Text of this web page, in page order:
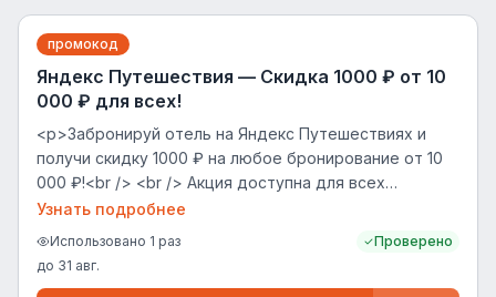
промокод
Яндекс Путешествия — Скидка 1000 ₽ от 10
000 ₽ для всех!
<p>Забронируй отель на Яндекс Путешествиях и
получи скидку 1000 ₽ на любое бронирование от 10
000 ₽!<br /> <br /> Акция доступна для всех
клиентов во всех городах и странах присутствия
действует на сайте и в мобильном приложении.</p>
Узнать подробнее
Использовано 1 раз
Проверено
до 31 авг.